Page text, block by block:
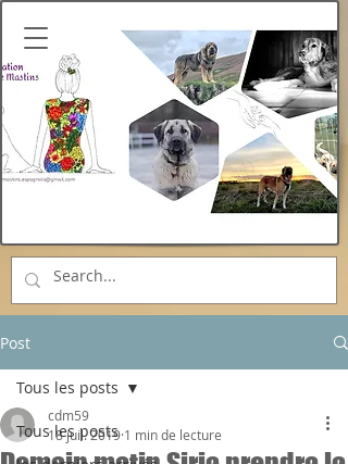
Post
Tous les posts
Tous les posts
cdm59
18 juil. 2019 1 min de lecture